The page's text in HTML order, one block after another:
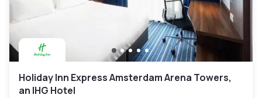
Holiday Inn Express Amsterdam Arena Towers,
an IHG Hotel